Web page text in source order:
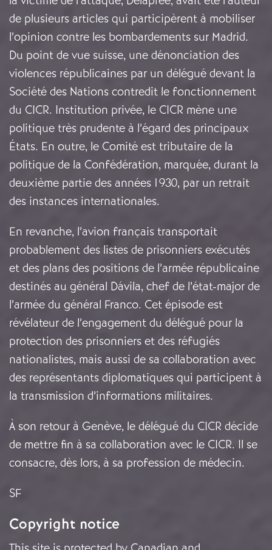
de plusieurs articles qui participèrent à mobiliser
l’opinion contre les bombardements sur Madrid.
Du point de vue suisse, une dénonciation des
violences républicaines par un délégué devant la
Société des Nations contredit le fonctionnement
du CICR. Institution privée, le CICR mène une
politique très prudente à l’égard des principaux
États. En outre, le Comité est tributaire de la
politique de la Confédération, marquée, durant la
deuxième partie des années 1930, par un retrait
des instances internationales.
En revanche, l’avion français transportait
probablement des listes de prisonniers exécutés
et des plans des positions de l’armée républicaine
destinés au général Dávila, chef de l’état-major de
l’armée du général Franco. Cet épisode est
révélateur de l’engagement du délégué pour la
protection des prisonniers et des réfugiés
nationalistes, mais aussi de sa collaboration avec
des représentants diplomatiques qui participent à
la transmission d’informations militaires.
À son retour à Genève, le délégué du CICR décide
de mettre fin à sa collaboration avec le CICR. Il se
consacre, dès lors, à sa profession de médecin.
SF
Copyright notice